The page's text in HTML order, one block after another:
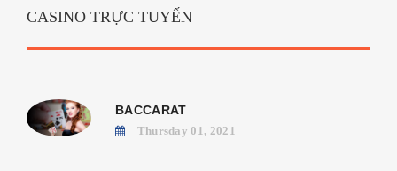
CASINO TRỰC TUYẾN
BACCARAT
Thursday 01, 2021